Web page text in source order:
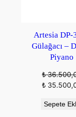
Artesia DP-
Gülağacı –
Piyano
₺
Orijinal
₺
₺
Sepete